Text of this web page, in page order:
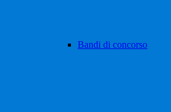
Bandi di concorso